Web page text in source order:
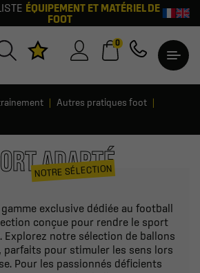
ÉQUIPEMENT ET MATÉRIEL DE
FOOT
0
Autres pratiques foot
ADAPTÉ
NOTRE SÉLECTION
exclusive dédiée au football
conçue pour rendre le sport
Explorez notre sélection de ballons
parfaits pour stimuler les sens lors
Pour les passionnés déficients